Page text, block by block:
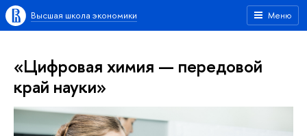
Меню
Высшая школа экономики
«Цифровая химия — передовой
край науки»